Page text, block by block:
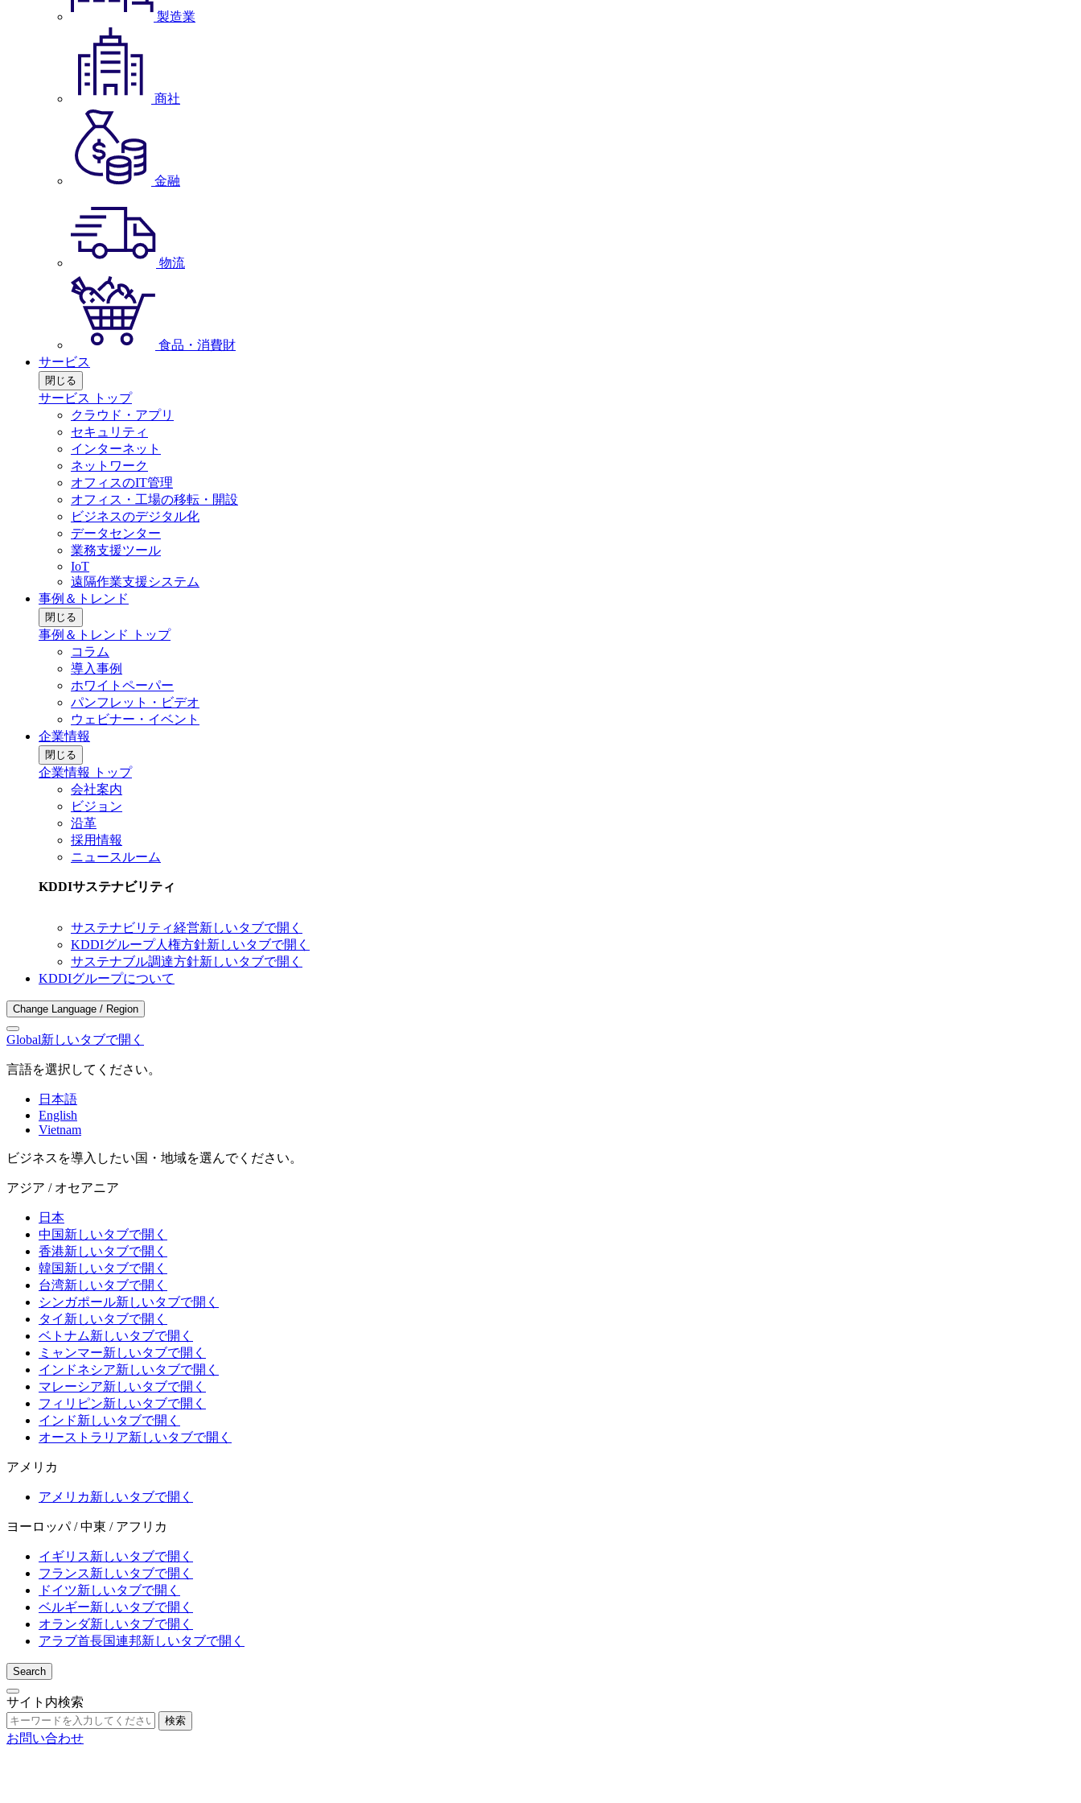
製造業
商社
金融
物流
食品・消費財
サービス
閉じる
サービス トップ
クラウド・アプリ
セキュリティ
インターネット
ネットワーク
オフィスのIT管理
オフィス・工場の移転・開設
ビジネスのデジタル化
データセンター
業務支援ツール
IoT
遠隔作業支援システム
事例＆トレンド
閉じる
事例＆トレンド トップ
コラム
導入事例
ホワイトペーパー
パンフレット・ビデオ
ウェビナー・イベント
企業情報
閉じる
企業情報 トップ
会社案内
ビジョン
沿革
採用情報
ニュースルーム
KDDIサステナビリティ
サステナビリティ経営新しいタブで開く
KDDIグループ人権方針新しいタブで開く
サステナブル調達方針新しいタブで開く
KDDIグループについて
Change Language / Region
Global新しいタブで開く
言語を選択してください。
日本語
English
Vietnam
ビジネスを導入したい国・地域を選んでください。
アジア / オセアニア
日本
中国新しいタブで開く
香港新しいタブで開く
韓国新しいタブで開く
台湾新しいタブで開く
シンガポール新しいタブで開く
タイ 新しいタブで開く
ベトナム新しいタブで開く
ミャンマー新しいタブで開く
インドネシア新しいタブで開く
マレーシア新しいタブで開く
フィリピン新しいタブで開く
インド新しいタブで開く
オーストラリア新しいタブで開く
アメリカ
アメリカ新しいタブで開く
ヨーロッパ / 中東 / アフリカ
イギリス新しいタブで開く
フランス新しいタブで開く
ドイツ新しいタブで開く
ベルギー新しいタブで開く
オランダ新しいタブで開く
アラブ首長国連邦新しいタブで開く
Search
サイト内検索
検索
お問い合わせ